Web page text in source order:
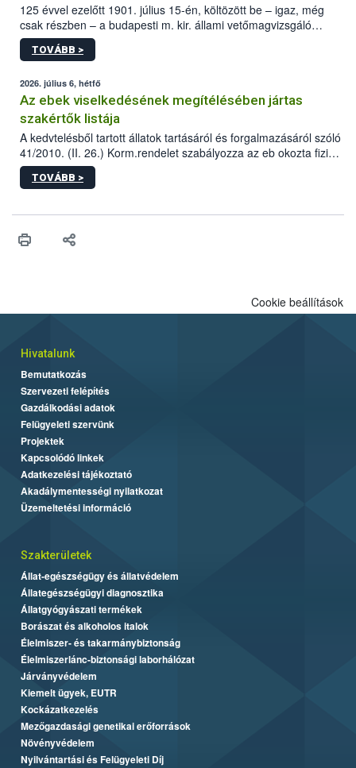
125 évvel ezelőtt 1901. július 15-én, költözött be – igaz, még
csak részben – a budapesti m. kir. állami vetőmagvizsgáló
állomás a Kis Rókus utca 15. szám alatti, Czigler Győző által
tervezett új épületébe.
TOVÁBB >
2026. július 6, hétfő
Az ebek viselkedésének megítélésében jártas
szakértők listája
A kedvtelésből tartott állatok tartásáról és forgalmazásáról szóló
41/2010. (II. 26.) Korm.rendelet szabályozza az eb okozta fizikai
sérülés, illetve ennek veszélye keletkezésekor felmerülő
hatósági feladatokat, valamint a veszélyes eb tartását és annak
vonni az ebek viselkedésének megítélésében jártas szakértőt.
TOVÁBB >
Cookie beállítások
Hivatalunk
Bemutatkozás
Szervezeti felépítés
Gazdálkodási adatok
Felügyeleti szervünk
Projektek
Kapcsolódó linkek
Adatkezelési tájékoztató
Akadálymentességi nyilatkozat
Üzemeltetési információ
Szakterületek
Állat-egészségügy és állatvédelem
Állategészségügyi diagnosztika
Állatgyógyászati termékek
Borászat és alkoholos italok
Élelmiszer- és takarmánybiztonság
Élelmiszerlánc-biztonsági laborhálózat
Járványvédelem
Kiemelt ügyek, EUTR
Kockázatkezelés
Mezőgazdasági genetikai erőforrások
Növényvédelem
Nyilvántartási és Felügyeleti Díj